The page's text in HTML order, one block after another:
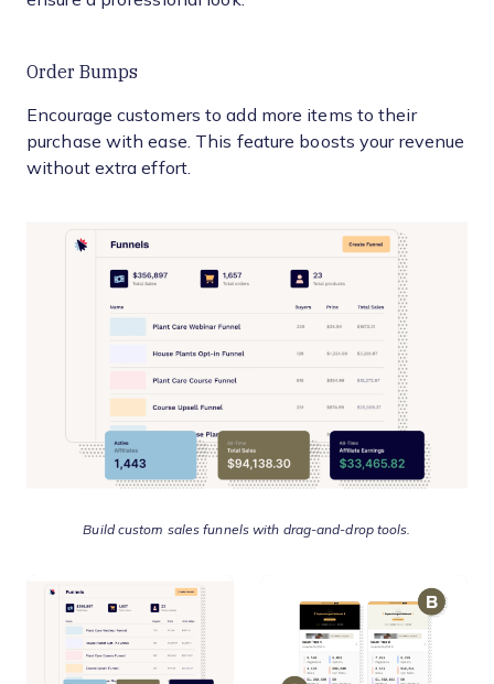
Order Bumps
Encourage customers to add more items to their
purchase with ease. This feature boosts your revenue
without extra effort.
Build custom sales funnels with drag-and-drop tools.